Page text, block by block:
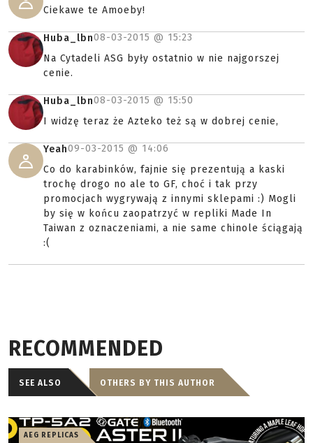
Ciekawe te Amoeby!
Huba_lbn08-03-2015 @ 15:23
Na Cytadeli ASG były ostatnio w nie najgorszej
cenie.
Huba_lbn08-03-2015 @ 15:50
I widzę teraz że Azteko też są w dobrej cenie,
Yeah09-03-2015 @ 14:06
Co do karabinków, fajnie się prezentują a kaski
trochę drogo no ale to GF, choć i tak przy
promocjach wygrywają z innymi sklepami :) Mogli
by się w końcu zaopatrzyć w repliki Made In
Taiwan z oznaczeniami, a nie same chinole ściągają
:(
RECOMMENDED
SEE ALSO OTHERS BY THIS AUTHOR
AEG REPLICAS